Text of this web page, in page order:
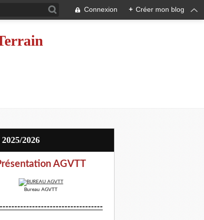
Connexion + Créer mon blog
2025/2026
AGVTT
Bureau AGVTT